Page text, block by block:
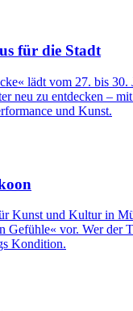
für die Stadt
lädt vom 27. bis 30.
neu zu entdecken –
und Kunst.
Kunst und Kultur in
Gefühle« vor. Wer der
Kondition.